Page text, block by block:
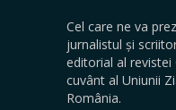
Cel care ne va
jurnalistul și
editorial al
cuvânt al Uniunii
România.